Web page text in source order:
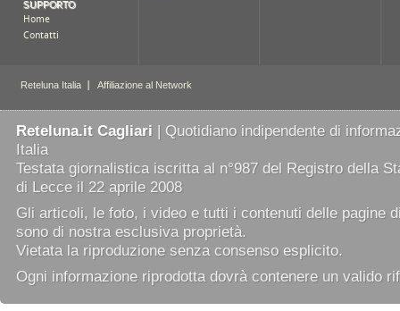
Reteluna.it Cagliari | Quotidiano indipendente di
Italia
Testata giornalistica iscritta al n°987 del Registro della
di Lecce il 22 aprile 2008
Gli articoli, le foto, i video e tutti i contenuti delle pagine
sono di nostra esclusiva proprietà.
Vietata la riproduzione senza consenso esplicito.
Ogni informazione riprodotta dovrà contenere un valido